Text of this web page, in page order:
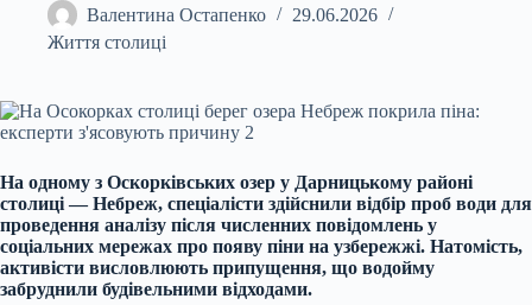
Валентина Остапенко
29.06.2026
Життя столиці
На одному з Оскорківських озер у Дарницькому районі
столиці — Небреж, спеціалісти здійснили відбір проб води для
проведення аналізу після численних повідомлень у
соціальних мережах про появу піни на узбережжі. Натомість,
активісти висловлюють припущення, що водойму
забруднили будівельними відходами.